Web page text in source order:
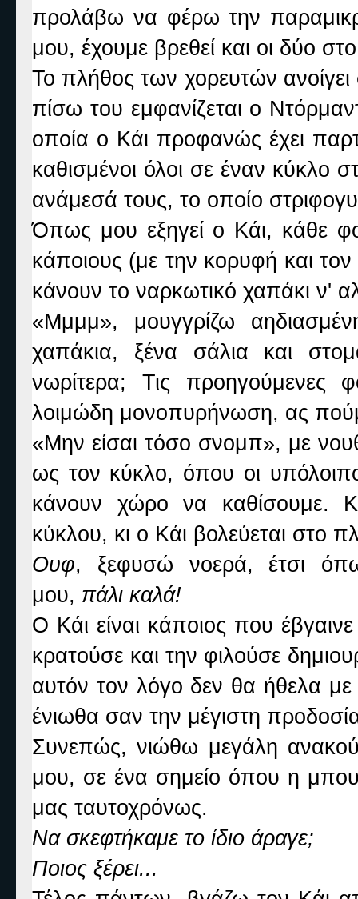
προλάβω να φέρω την
μου, έχουμε βρεθεί και οι δύο
Το πλήθος των χορευτών
πίσω του εμφανίζεται ο
οποία ο Κάι προφανώς έχει
καθισμένοι όλοι σε έναν κύκλο
ανάμεσά τους, το οποίο
Όπως μου εξηγεί ο Κάι, κάθε
κάποιους (με την κορυφή και
κάνουν το ναρκωτικό χαπάκι ν'
«Μμμμ», μουγγρίζω
χαπάκια, ξένα σάλια και
νωρίτερα; Τις
λοιμώδη μονοπυρήνωση, ας
«Μην είσαι τόσο σνομπ», με
ως τον κύκλο, όπου οι
κάνουν χώρο να καθίσουμε.
κύκλου, κι ο Κάι βολεύεται στο
Ουφ, ξεφυσώ νοερά, έτσι
μου, πάλι καλά!
Ο Κάι είναι κάποιος που
κρατούσε και την φιλούσε
αυτόν τον λόγο δεν θα ήθελα με
ένιωθα σαν την μέγιστη
Συνεπώς, νιώθω μεγάλη
μου, σε ένα σημείο όπου η
μας ταυτοχρόνως.
Να σκεφτήκαμε το ίδιο άραγε;
Ποιος ξέρει...